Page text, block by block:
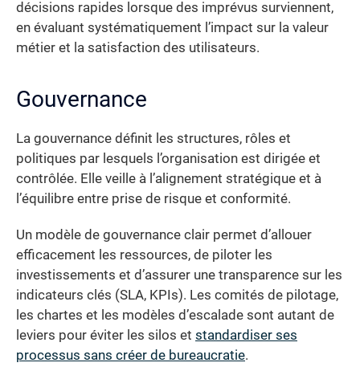
décisions rapides lorsque des imprévus surviennent,
en évaluant systématiquement l’impact sur la valeur
métier et la satisfaction des utilisateurs.
Gouvernance
La gouvernance définit les structures, rôles et
politiques par lesquels l’organisation est dirigée et
contrôlée. Elle veille à l’alignement stratégique et à
l’équilibre entre prise de risque et conformité.
Un modèle de gouvernance clair permet d’allouer
efficacement les ressources, de piloter les
investissements et d’assurer une transparence sur les
indicateurs clés (SLA, KPIs). Les comités de pilotage,
les chartes et les modèles d’escalade sont autant de
leviers pour éviter les silos et standardiser ses
processus sans créer de bureaucratie.